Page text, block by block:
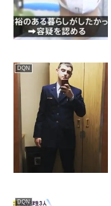
DQN
DQN